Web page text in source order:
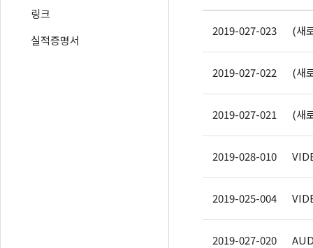
링크
실적증명서
2019-027-023 (새
2019-027-022 (새
2019-027-021 (새
2019-028-010
2019-025-004
2019-027-020